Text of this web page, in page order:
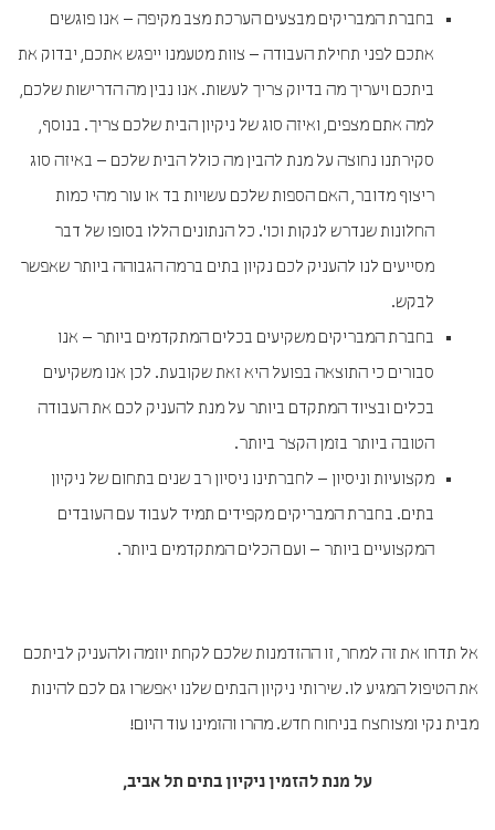
בחברת המבריקים מבצעים הערכת מצב מקיפה – אנו פוגשים
אתכם לפני תחילת העבודה – צוות מטעמנו ייפגש אתכם, יבדוק את
ביתכם ויעריך מה בדיוק צריך לעשות. אנו נבין מה הדרישות שלכם,
למה אתם מצפים, ואיזה סוג של ניקיון הבית שלכם צריך. בנוסף,
סקירתנו נחוצה על מנת להבין מה כולל הבית שלכם – באיזה סוג
ריצוף מדובר, האם הספות שלכם עשויות בד או עור מהי כמות
החלונות שנדרש לנקות וכו'. כל הנתונים הללו בסופו של דבר
מסייעים לנו להעניק לכם נקיון בתים ברמה הגבוהה ביותר שאפשר
לבקש.
בחברת המבריקים משקיעים בכלים המתקדמים ביותר – אנו
סבורים כי התוצאה בפועל היא זאת שקובעת. לכן אנו משקיעים
בכלים ובציוד המתקדם ביותר על מנת להעניק לכם את העבודה
הטובה ביותר בזמן הקצר ביותר.
מקצועיות וניסיון – לחברתינו ניסיון רב שנים בתחום של ניקיון
בתים. בחברת המבריקים מקפידים תמיד לעבוד עם העובדים
המקצועיים ביותר – ועם הכלים המתקדמים ביותר.
אל תדחו את זה למחר, זו ההזדמנות שלכם לקחת יוזמה ולהעניק לביתכם
את הטיפול המגיע לו. שירותי ניקיון הבתים שלנו יאפשרו גם לכם להינות
מבית נקי ומצוחצח בניחוח חדש. מהרו והזמינו עוד היום!
על מנת להזמיןניקיון בתים תל אביב,